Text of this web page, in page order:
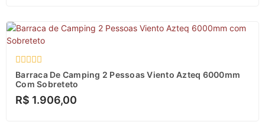
Avaliação
0
de
5
Barraca De Camping 2 Pessoas Viento Azteq 6000mm
Com Sobreteto
R$ 1.906,00